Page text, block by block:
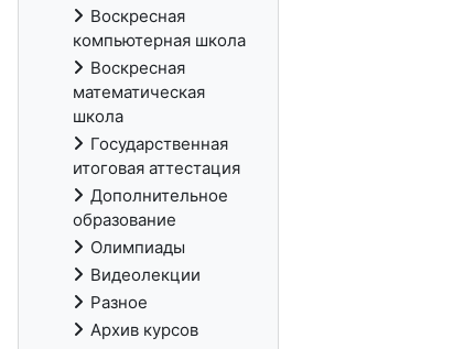
Воскресная
компьютерная школа
Воскресная
математическая
школа
Государственная
итоговая аттестация
Дополнительное
образование
Олимпиады
Видеолекции
Разное
Архив курсов